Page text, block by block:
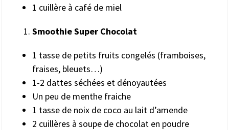
1 cuillère à café de miel
Smoothie Super Chocolat
1 tasse de petits fruits congelés (framboises,
fraises, bleuets…)
1-2 dattes séchées et dénoyautées
Un peu de menthe fraiche
1 tasse de noix de coco au lait d’amende
2 cuillères à soupe de chocolat en poudre